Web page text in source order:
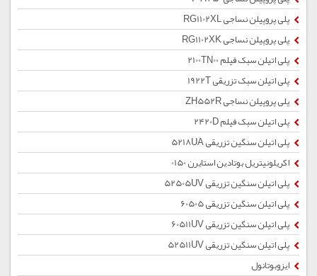
پلی پروپیلن نساجی RG1102XL
پلی پروپیلن نساجی RG1102XK
پلی اتیلن سبک فیلم 2100TN00
پلی اتیلن سبک تزریقی 1922T
پلی پروپیلن نساجی ZH552R
پلی اتیلن سبک فیلم 2420D
پلی اتیلن سنگین تزریقی 5218UA
اکریلونیتریل بوتادین استایرن 0150
پلی اتیلن سنگین تزریقی 52505UV
پلی اتیلن سنگین تزریقی 60505
پلی اتیلن سنگین تزریقی 60511UV
پلی اتیلن سنگین تزریقی 52511UV
ایزوبوتانول